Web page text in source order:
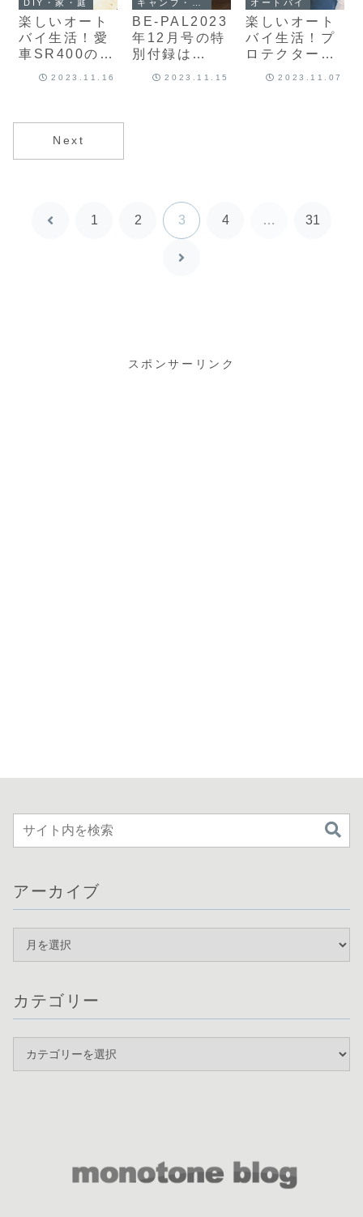
DIY・家・庭
楽しいオート
バイ生活！愛
車SR400のエ
ンジンオイル
しました♪
2023.11.16
BE-PAL2023
年12月号の特
別付録は
2023.11.15
オートバイ
楽しいオート
バイ生活！プ
ロテクター入
りのインナー
2023.11.07
Next
前
1 2 3 4 … 31
次
スポンサーリンク
アーカイブ
カテゴリー